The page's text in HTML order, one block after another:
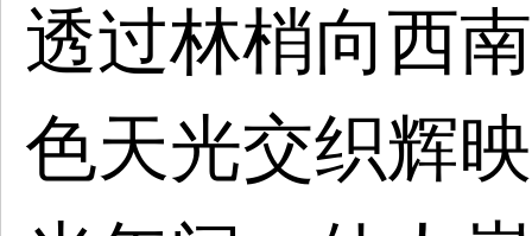
透过林梢向西
色天光交织辉